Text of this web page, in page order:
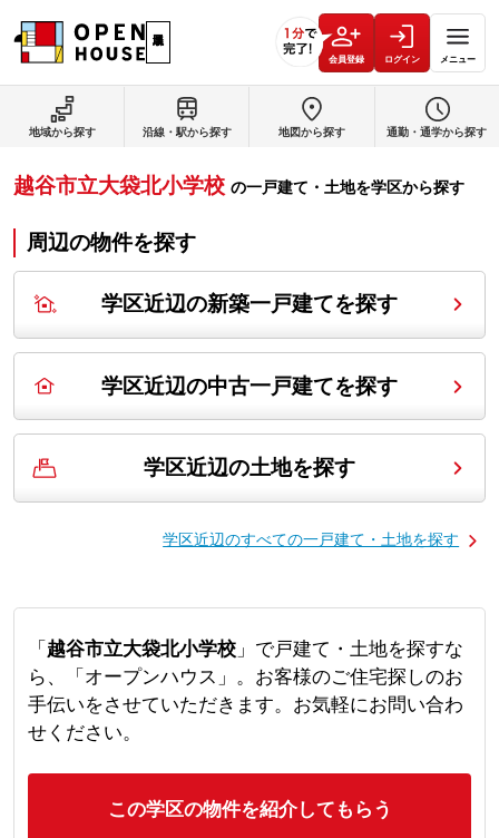
会員登録 ログイン メニュー
地域から探す 沿線・駅から探す 地図から探す 通勤・通学から探す
越谷市立大袋北小学校 の一戸建て・土地を学区から探す
周辺の物件を探す
学区近辺の新築一戸建てを探す
学区近辺の中古一戸建てを探す
学区近辺の土地を探す
学区近辺のすべての一戸建て・土地を探す
「 越谷市立大袋北小学校」で戸建て・土地を探すな
ら、「オープンハウス」。お客様のご住宅探しのお
手伝いをさせていただきます。お気軽にお問い合わ
せください。
この学区の物件を紹介してもらう